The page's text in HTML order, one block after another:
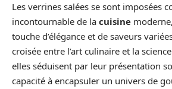
Les verrines salées se sont imposées
incontournable de la cuisine
touche d’élégance et de saveurs
croisée entre l’art culinaire et la
elles séduisent par leur présentation
capacité à encapsuler un univers de